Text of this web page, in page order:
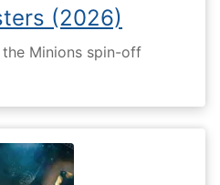
(2026)
Minions spin-off